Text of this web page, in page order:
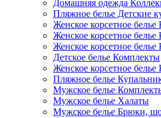
Домашняя одежда
Пляжное белье Детские
Женское корсетное
Женское корсетное
Женское корсетное
Детское белье Комплекты
Женское корсетное
Пляжное белье
Мужское белье
Мужское белье Халаты
Мужское белье Брюки,